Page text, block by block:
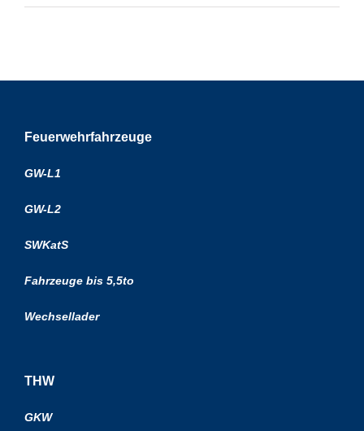
Feuerwehrfahrzeuge
GW-L1
GW-L2
SWKatS
Fahrzeuge bis 5,5to
Wechsellader
THW
GKW